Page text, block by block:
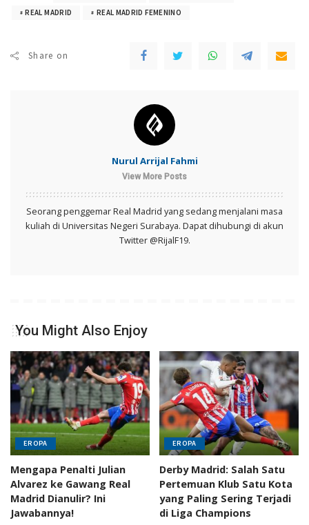
REAL MADRID
REAL MADRID FEMENINO
Share on
Nurul Arrijal Fahmi
View More Posts
Seorang penggemar Real Madrid yang sedang menjalani masa
kuliah di Universitas Negeri Surabaya. Dapat dihubungi di akun
Twitter @RijalF19.
You Might Also Enjoy
EROPA
Mengapa Penalti Julian
Alvarez ke Gawang Real
Madrid Dianulir? Ini
Jawabannya!
EROPA
Derby Madrid: Salah Satu
Pertemuan Klub Satu Kota
yang Paling Sering Terjadi
di Liga Champions